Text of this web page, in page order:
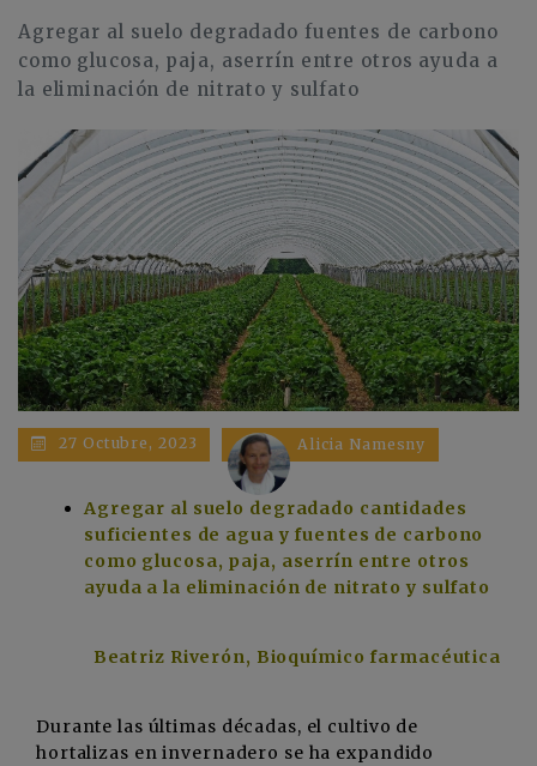
Agregar al suelo degradado fuentes de carbono
como glucosa, paja, aserrín entre otros ayuda a
la eliminación de nitrato y sulfato
27 Octubre, 2023 Alicia Namesny
Agregar al suelo degradado cantidades
suficientes de agua y fuentes de carbono
como glucosa, paja, aserrín entre otros
ayuda a la eliminación de nitrato y sulfato
Beatriz Riverón, Bioquímico farmacéutica
Durante las últimas décadas, el cultivo de
hortalizas en invernadero se ha expandido